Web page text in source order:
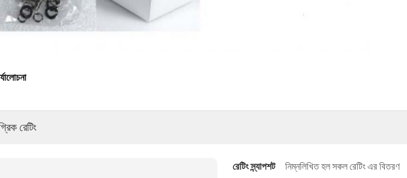
রেটিং
রেটিং স্ন্যাপশট
নিম্নলিখিত হল সকল রেটিং এর বিতরণ